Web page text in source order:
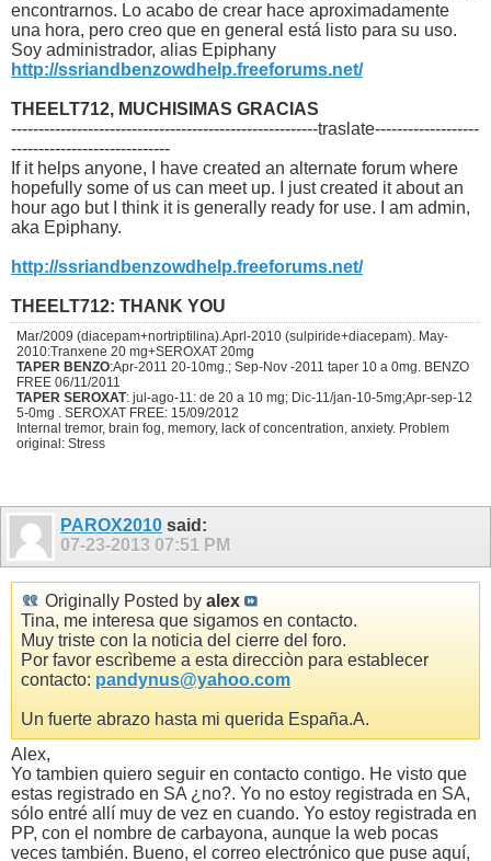
encontrarnos. Lo acabo de crear hace aproximadamente
una hora, pero creo que en general está listo para su uso.
Soy administrador, alias Epiphany
http://ssriandbenzowdhelp.freeforums.net/
THEELT712, MUCHISIMAS GRACIAS
--------------------------------------------------------traslate-------------------
-----------------------------
If it helps anyone, I have created an alternate forum where
hopefully some of us can meet up. I just created it about an
hour ago but I think it is generally ready for use. I am admin,
aka Epiphany.
http://ssriandbenzowdhelp.freeforums.net/
THEELT712: THANK YOU
Mar/2009 (diacepam+nortriptilina).Aprl-2010 (sulpiride+diacepam). May-
2010:Tranxene 20 mg+SEROXAT 20mg
TAPER BENZO:Apr-2011 20-10mg.; Sep-Nov -2011 taper 10 a 0mg. BENZO
FREE 06/11/2011
TAPER SEROXAT: jul-ago-11: de 20 a 10 mg; Dic-11/jan-10-5mg;Apr-sep-12
5-0mg . SEROXAT FREE: 15/09/2012
Internal tremor, brain fog, memory, lack of concentration, anxiety. Problem
original: Stress
PAROX2010 said:
07-23-2013 07:51 PM
Originally Posted by alex
Tina, me interesa que sigamos en contacto.
Muy triste con la noticia del cierre del foro.
Por favor escrìbeme a esta direcciòn para establecer
contacto: pandynus@yahoo.com
Un fuerte abrazo hasta mi querida España.A.
Alex,
Yo tambien quiero seguir en contacto contigo. He visto que
estas registrado en SA ¿no?. Yo no estoy registrada en SA,
sólo entré allí muy de vez en cuando. Yo estoy registrada en
PP, con el nombre de carbayona, aunque la web pocas
veces también. Bueno, el correo electrónico que puse aquí,